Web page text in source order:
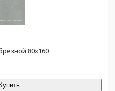
80x160
Купить